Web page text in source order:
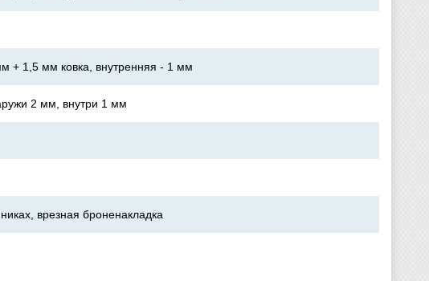
+ 1,5 мм ковка, внутренняя - 1 мм
2 мм, внутри 1 мм
врезная броненакладка